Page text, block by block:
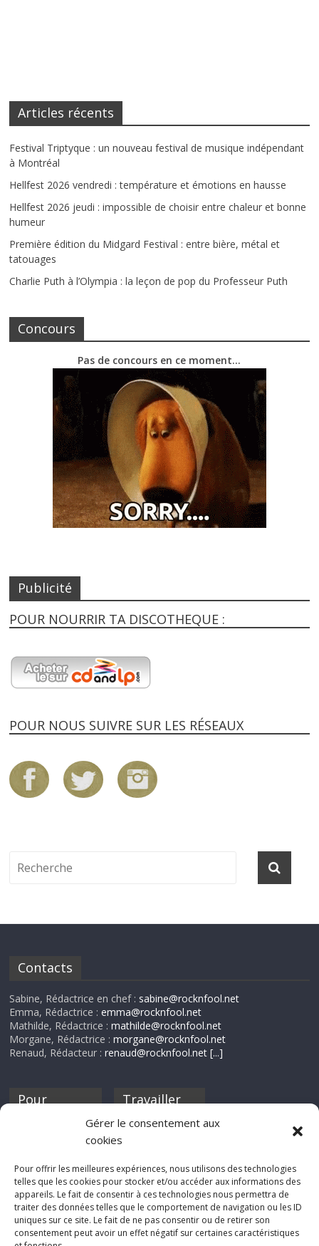
Gérer le consentement aux
cookies
Pour offrir les meilleures expériences, nous utilisons des technologies
telles que les cookies pour stocker et/ou accéder aux informations des
appareils. Le fait de consentir à ces technologies nous permettra de
traiter des données telles que le comportement de navigation ou les ID
uniques sur ce site. Le fait de ne pas consentir ou de retirer son
consentement peut avoir un effet négatif sur certaines caractéristiques
Articles récents
Festival Triptyque : un nouveau festival de musique indépendant
à Montréal
Hellfest 2026 vendredi : température et émotions en hausse
Hellfest 2026 jeudi : impossible de choisir entre chaleur et bonne
humeur
Première édition du Midgard Festival : entre bière, métal et
tatouages
Charlie Puth à l’Olympia : la leçon de pop du Professeur Puth
Concours
Pas de concours en ce moment…
Publicité
POUR NOURRIR TA DISCOTHEQUE :
POUR NOUS SUIVRE SUR LES RÉSEAUX
Contacts
Sabine, Rédactrice en chef : sabine@rocknfool.net
Emma, Rédactrice :emma@rocknfool.net
Mathilde, Rédactrice :mathilde@rocknfool.net
Morgane, Rédactrice :morgane@rocknfool.net
Renaud, Rédacteur :renaud@rocknfool.net [...]
Pour
discothèque
Travailler
Si tu souhaites
Rocknfool, n'hésite
pas à nous envoyer
tes chroniques de
concerts, de films,
séries ou des billets
d'humeur :